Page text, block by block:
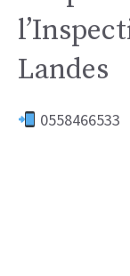
Landes
0558466533